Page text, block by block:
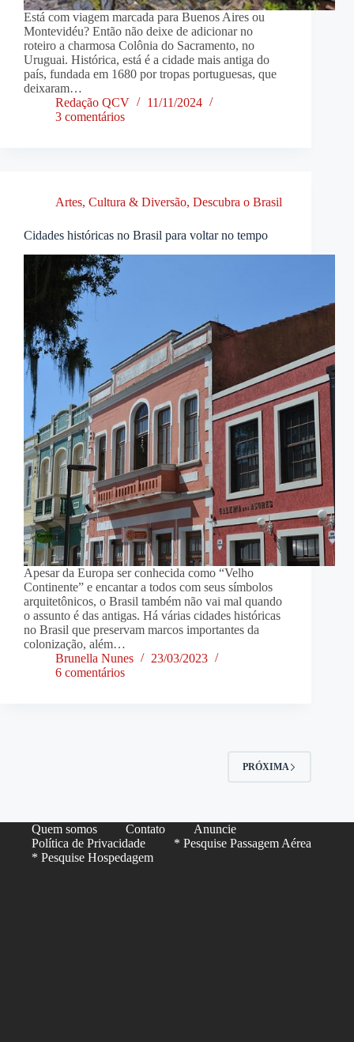
Está com viagem marcada para Buenos Aires ou
Montevidéu? Então não deixe de adicionar no
roteiro a charmosa Colônia do Sacramento, no
Uruguai. Histórica, está é a cidade mais antiga do
país, fundada em 1680 por tropas portuguesas, que
deixaram…
Redação QCV
11/11/2024
3 comentários
Artes, Cultura & Diversão, Descubra o Brasil
Cidades históricas no Brasil para voltar no tempo
Apesar da Europa ser conhecida como “Velho
Continente” e encantar a todos com seus símbolos
arquitetônicos, o Brasil também não vai mal quando
o assunto é das antigas. Há várias cidades históricas
no Brasil que preservam marcos importantes da
colonização, além…
Brunella Nunes
23/03/2023
6 comentários
PRÓXIMA
Quem somos Contato
Anuncie
Política de Privacidade
* Pesquise Passagem Aérea
* Pesquise Hospedagem